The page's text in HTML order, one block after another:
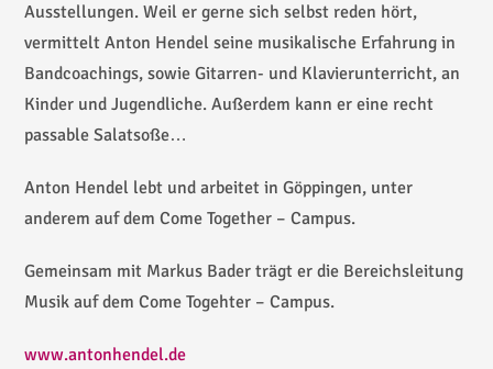
Ausstellungen. Weil er gerne sich selbst reden hört,
vermittelt Anton Hendel seine musikalische Erfahrung in
Bandcoachings, sowie Gitarren- und Klavierunterricht, an
Kinder und Jugendliche. Außerdem kann er eine recht
passable Salatsoße…
Anton Hendel lebt und arbeitet in Göppingen, unter
anderem auf dem Come Together – Campus.
Gemeinsam mit Markus Bader trägt er die Bereichsleitung
Musik auf dem Come Togehter – Campus.
www.antonhendel.de